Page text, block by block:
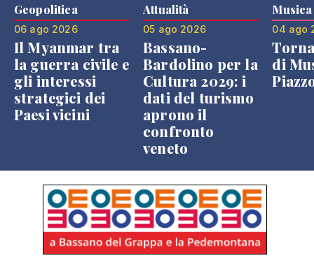
Geopolitica
06 ago 2026
Il Myanmar tra
la guerra civile e
gli interessi
strategici dei
Paesi vicini
Attualità
05 ago 2026
Bassano-
Bardolino per la
Cultura 2029: i
dati del turismo
aprono il
confronto
veneto
Musica
04 ago
di